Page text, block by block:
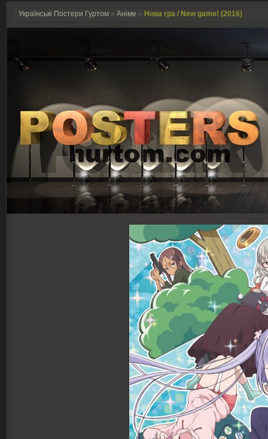
Українські Постери Гуртом » Аніме » Нова гра / New game! (2016)